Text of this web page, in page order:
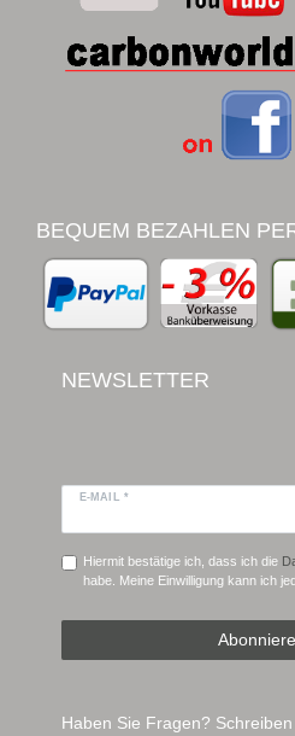
BEQUEM BEZAHLEN
NEWSLETTER
E-MAIL *
Hiermit bestätige ich, dass ich die
habe. Meine Einwilligung kann ich
Haben Sie Fragen?